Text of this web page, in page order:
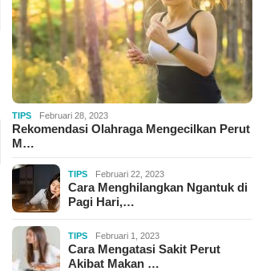
TIPS Februari 28, 2023
Rekomendasi Olahraga Mengecilkan Perut
M…
TIPS Februari 22, 2023
Cara Menghilangkan Ngantuk di
Pagi Hari,…
TIPS Februari 1, 2023
Cara Mengatasi Sakit Perut
Akibat Makan …